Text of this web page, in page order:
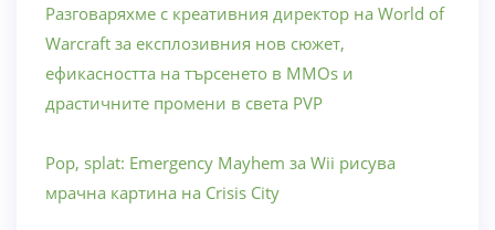
Разговаряхме с креативния директор на World of
Warcraft за експлозивния нов сюжет,
ефикасността на търсенето в MMOs и
драстичните промени в света PVP
Pop, splat: Emergency Mayhem за Wii рисува
мрачна картина на Crisis City